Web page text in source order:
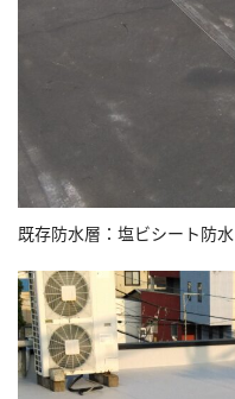
既存防水層：塩ビシート防水